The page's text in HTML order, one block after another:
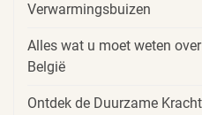
Verwarmingsbuizen
Alles wat u moet weten
België
Ontdek de Duurzame